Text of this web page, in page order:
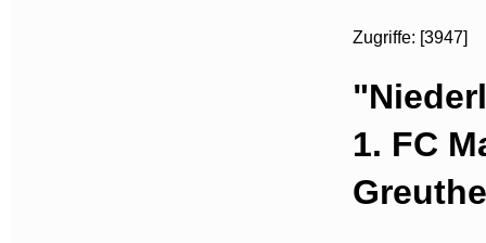
Zugriffe: [3947]
1. FC